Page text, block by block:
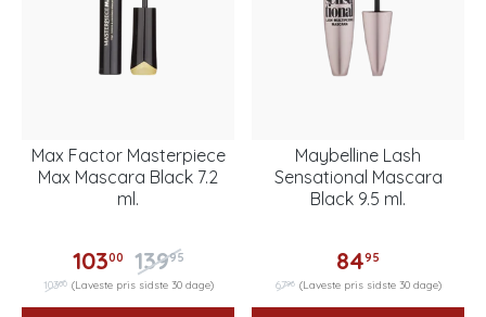
Max Factor Masterpiece
Max Mascara Black 7.2
ml.
10300 13995
10300 (Laveste pris sidste 30 dage)
Maybelline Lash
Sensational Mascara
Black 9.5 ml.
8495
6796 (Laveste pris sidste 30 dage)